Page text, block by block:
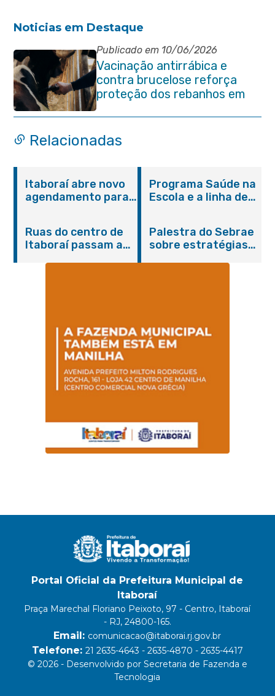
Noticias em Destaque
Publicado em 10/06/2026
Vacinação antirrábica e
contra brucelose reforça
proteção dos rebanhos em
propriedades rurais de
Itaboraí
Relacionadas
Itaboraí abre novo
agendamento para
Programa Saúde na
Escola e a linha de
promovem
conscientização
sobre hanseníase
Ruas do centro de
Itaboraí passam a
Palestra do Sebrae
sobre estratégias
Portal Oficial da Prefeitura Municipal de
Itaboraí
Praça Marechal Floriano Peixoto, 97 - Centro, Itaboraí
- RJ, 24800-165.
Email: comunicacao@itaborai.rj.gov.br
Telefone: 21 2635-4643 - 2635-4870 - 2635-4417
© 2026 - Desenvolvido por Secretaria de Fazenda e
Tecnologia